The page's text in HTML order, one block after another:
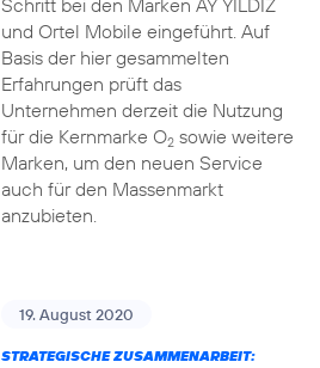
Schritt bei den Marken AY YILDIZ
und Ortel Mobile eingeführt. Auf
Basis der hier gesammelten
Erfahrungen prüft das
Unternehmen derzeit die Nutzung
für die Kernmarke O2sowie weitere
Marken, um den neuen Service
auch für den Massenmarkt
anzubieten.
19. August 2020
STRATEGISCHE ZUSAMMENARBEIT: